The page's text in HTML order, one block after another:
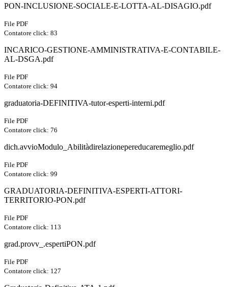
PON-INCLUSIONE-SOCIALE-E-LOTTA-AL-DISAGIO.pdf
File PDF
Contatore click: 83
INCARICO-GESTIONE-AMMINISTRATIVA-E-CONTABILE-
AL-DSGA.pdf
File PDF
Contatore click: 94
graduatoria-DEFINITIVA-tutor-esperti-interni.pdf
File PDF
Contatore click: 76
dich.avvioModulo_Abilitàdirelazionepereducaremeglio.pdf
File PDF
Contatore click: 99
GRADUATORIA-DEFINITIVA-ESPERTI-ATTORI-
TERRITORIO-PON.pdf
File PDF
Contatore click: 113
grad.provv_.espertiPON.pdf
File PDF
Contatore click: 127